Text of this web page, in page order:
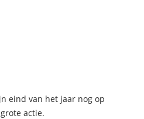
eind van het jaar nog op
actie.